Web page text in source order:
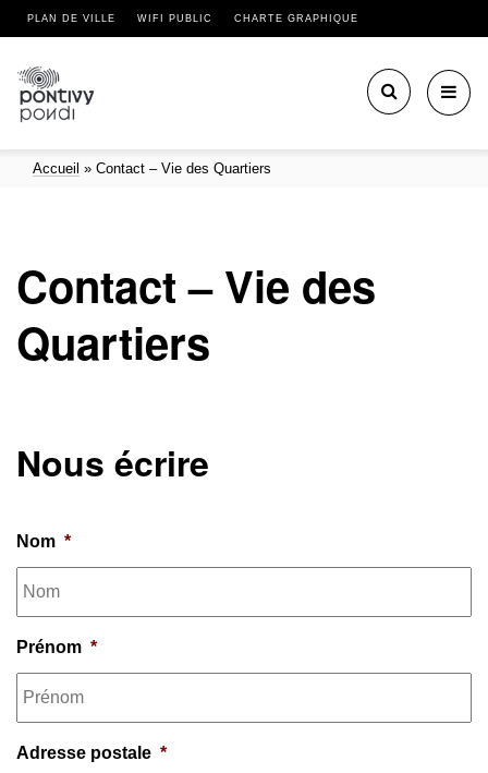
PLAN DE VILLE WIFI PUBLIC CHARTE GRAPHIQUE
Accueil » Contact – Vie des Quartiers
Contact – Vie des
Quartiers
Nous écrire
Nom *
Prénom *
Adresse postale *